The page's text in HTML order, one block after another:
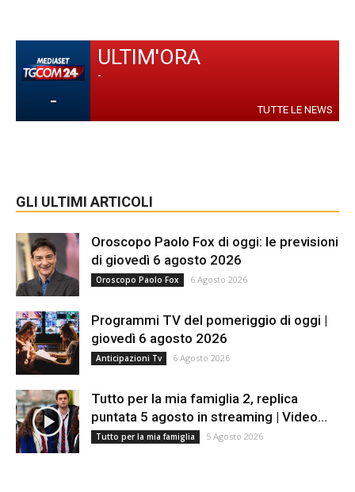
-
ULTIM'ORA
-
TUTTE LE NEWS
GLI ULTIMI ARTICOLI
Oroscopo Paolo Fox di oggi: le previsioni
di giovedì 6 agosto 2026
Oroscopo Paolo Fox 6 Agosto 2026
Programmi TV del pomeriggio di oggi |
giovedì 6 agosto 2026
Anticipazioni Tv 6 Agosto 2026
Tutto per la mia famiglia 2, replica
puntata 5 agosto in streaming | Video...
Tutto per la mia famiglia 5 Agosto 2026